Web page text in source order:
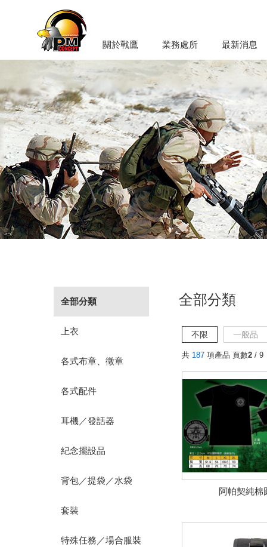
關於戰鷹 業務處所 最新消息
全部分類
上衣
各式布章、徵章
各式配件
耳機／發話器
紀念擺設品
背包／提袋／水袋
套裝
特殊任務／場合服裝
全部分類
不限 一般品
共 187 項產品 頁數2 / 9
阿帕契純棉